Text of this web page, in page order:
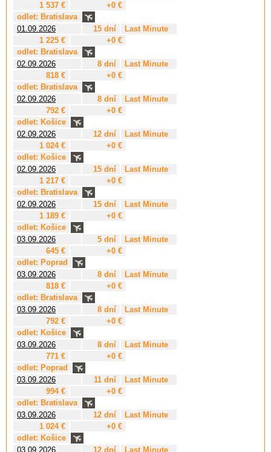
1 537 €
+0 €
odlet: Bratislava
01.09.2026
15 dní
Last Minute
1 225 €
+0 €
odlet: Bratislava
02.09.2026
8 dní
Last Minute
818 €
+0 €
odlet: Bratislava
02.09.2026
8 dní
Last Minute
792 €
+0 €
odlet: Košice
02.09.2026
12 dní
Last Minute
1 024 €
+0 €
odlet: Košice
02.09.2026
15 dní
Last Minute
1 217 €
+0 €
odlet: Bratislava
02.09.2026
15 dní
Last Minute
1 189 €
+0 €
odlet: Košice
03.09.2026
5 dní
Last Minute
645 €
+0 €
odlet: Poprad
03.09.2026
8 dní
Last Minute
818 €
+0 €
odlet: Bratislava
03.09.2026
8 dní
Last Minute
792 €
+0 €
odlet: Košice
03.09.2026
8 dní
Last Minute
771 €
+0 €
odlet: Poprad
03.09.2026
11 dní
Last Minute
994 €
+0 €
odlet: Bratislava
03.09.2026
12 dní
Last Minute
1 024 €
+0 €
odlet: Košice
03.09.2026
12 dní Last Minute